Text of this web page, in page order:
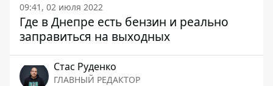
09:41, 02 июля 2022
Где в Днепре есть бензин и реально
заправиться на выходных
Стаc Руденко
ГЛАВНЫЙ РЕДАКТОР